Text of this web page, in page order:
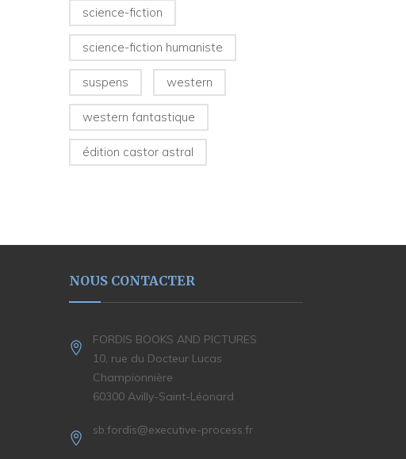
science-fiction
science-fiction humaniste
suspens western
western fantastique
édition castor astral
NOUS CONTACTER
FORDIS BOOKS AND PICTURES
10, rue du Docteur Lucas
Championnière
60300 Avilly-Saint-Léonard
sb.fordis@executive-process.fr